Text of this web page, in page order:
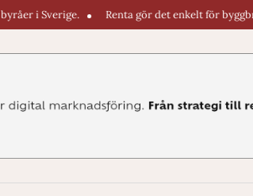
Renta gör det enkelt för byggbranschen att hyra